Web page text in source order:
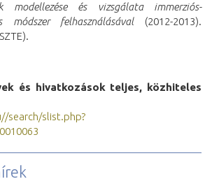
modellezése és vizsgálata immerziós-
módszer felhasználásával(2012-2013).
és hivatkozások teljes, közhiteles
search/slist.php?